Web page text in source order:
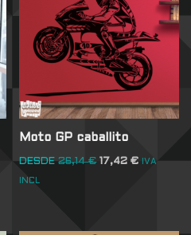
Moto GP caballito
DESDE 26,14€ 17,42€ IVA
INCL